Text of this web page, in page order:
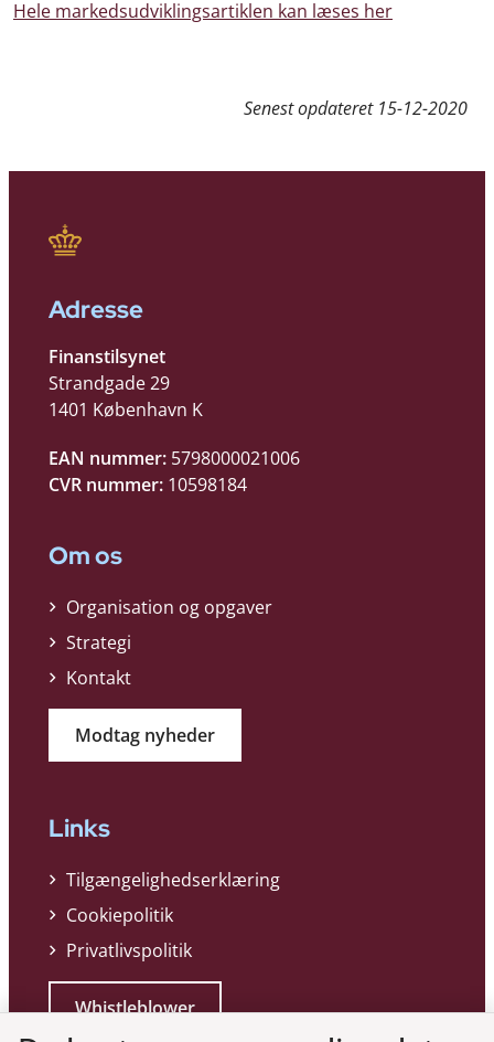
Hele markedsudviklingsartiklen kan læses her
Senest opdateret 15-12-2020
Adresse
Finanstilsynet
Strandgade 29
1401 København K
EAN nummer: 5798000021006
CVR nummer: 10598184
Om os
Organisation og opgaver
Strategi
Kontakt
Modtag nyheder
Links
Tilgængelighedserklæring
Cookiepolitik
Privatlivspolitik
Whistleblower